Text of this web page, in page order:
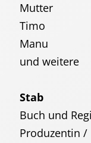
Mutter
Timo
Manu
und weitere
Stab
Buch und
Produzentin /